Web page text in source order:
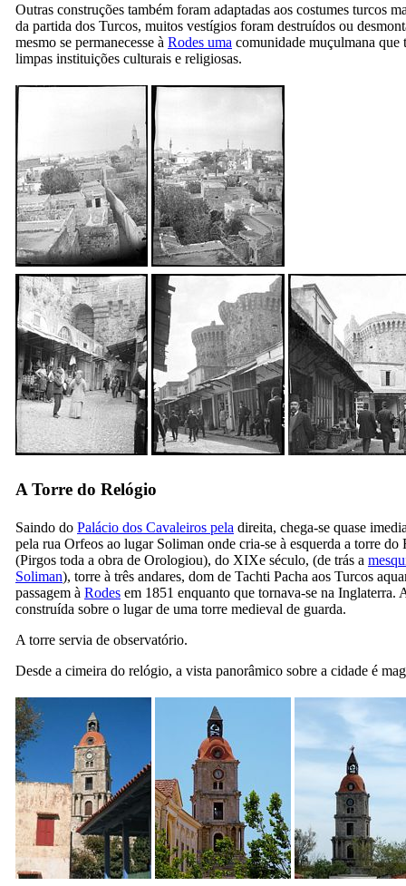
Outras construções também foram adaptadas aos costumes turcos
da partida dos Turcos, muitos vestígios foram destruídos ou
mesmo se permanecesse à Rodes uma comunidade muçulmana que
limpas instituições culturais e religiosas.
A Torre do Relógio
Saindo do Palácio dos Cavaleiros pela direita, chega-se quase
pela rua Orfeos ao lugar Soliman onde cria-se à esquerda a torre do
(Pirgos toda a obra de Orologiou), do XIXe século, (de trás a
Soliman), torre à três andares, dom de Tachti Pacha aos Turcos
passagem à Rodes em 1851 enquanto que tornava-se na Inglaterra.
construída sobre o lugar de uma torre medieval de guarda.
A torre servia de observatório.
Desde a cimeira do relógio, a vista panorâmico sobre a cidade é